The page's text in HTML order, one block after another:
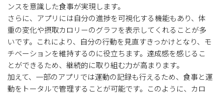
ンスを意識した食事が実現します。
さらに、アプリには自分の進捗を可視化する機能もあり、体
重の変化や摂取カロリーのグラフを表示してくれることが多
いです。これにより、自分の行動を見直すきっかけとなり、モ
チベーションを維持するのに役立ちます。達成感を感じるこ
とができるため、継続的に取り組む力が高まります。
加えて、一部のアプリでは運動の記録も行えるため、食事と運
動をトータルで管理することが可能です。このように、カロ